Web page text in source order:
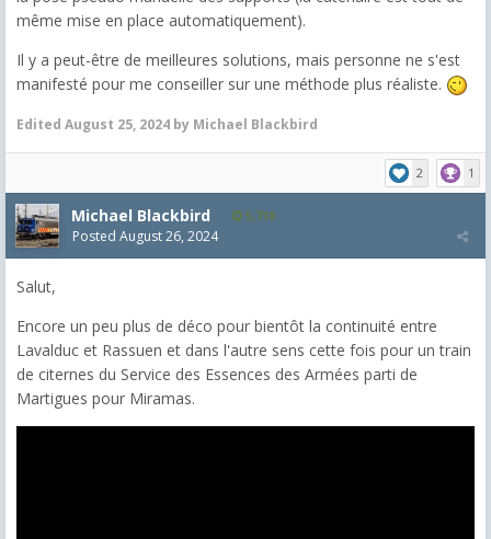
même mise en place automatiquement).
Il y a peut-être de meilleures solutions, mais personne ne s'est
manifesté pour me conseiller sur une méthode plus réaliste.
Edited August 25, 2024 by Michael Blackbird
2 1
Michael Blackbird 5,718
Posted August 26, 2024
Salut,
Encore un peu plus de déco pour bientôt la continuité entre
Lavalduc et Rassuen et dans l'autre sens cette fois pour un train
de citernes du Service des Essences des Armées parti de
Martigues pour Miramas.